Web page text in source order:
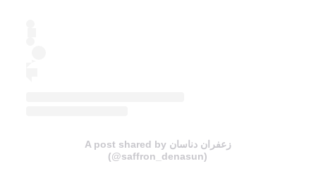
A post shared by زعفران دناسان
(@saffron_denasun)